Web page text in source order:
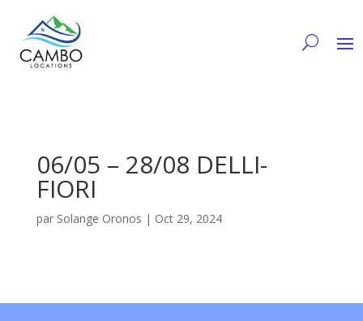
06/05 – 28/08 DELLI-
FIORI
par Solange Oronos | Oct 29, 2024